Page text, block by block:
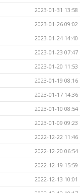
2023-01-31 13:58
2023-01-26 09:02
2023-01-24 14:40
2023-01-23 07:47
2023-01-20 11:53
2023-01-19 08:16
2023-01-17 14:36
2023-01-10 08:54
2023-01-09 09:23
2022-12-22 11:46
2022-12-20 06:54
2022-12-19 15:59
2022-12-13 10:01